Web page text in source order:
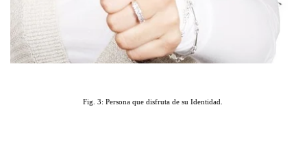
Fig. 3: Persona que disfruta de su Identidad.